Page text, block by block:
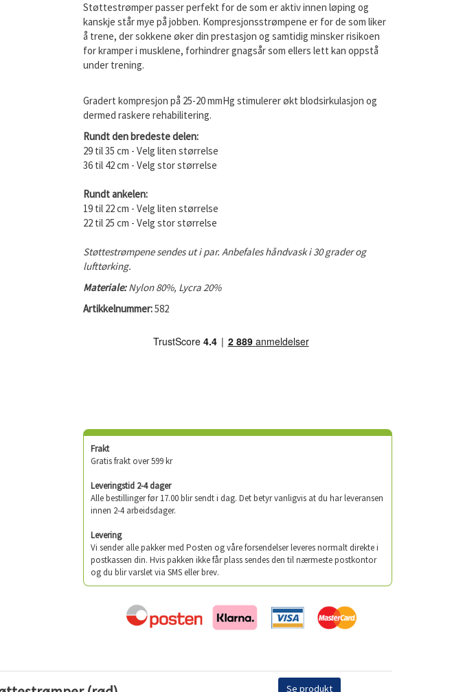
Støttestrømper passer perfekt for de som er aktiv innen løping og
kanskje står mye på jobben. Kompresjonsstrømpene er for de som liker
å trene, der sokkene øker din prestasjon og samtidig minsker risikoen
for kramper i musklene, forhindrer gnagsår som ellers lett kan oppstå
under trening.
Gradert kompresjon på 25-20 mmHg stimulerer økt blodsirkulasjon og
dermed raskere rehabilitering.
Rundt den bredeste delen:
29 til 35 cm - Velg liten størrelse
36 til 42 cm - Velg stor størrelse
Rundt ankelen:
19 til 22 cm - Velg liten størrelse
22 til 25 cm - Velg stor størrelse
Støttestrømpene sendes ut i par. Anbefales håndvask i 30 grader og
lufttørking.
Materiale:Nylon 80%, Lycra 20%
Artikkelnummer:582
Frakt
Gratis frakt over 599 kr
Leveringstid 2-4 dager
Alle bestillinger før 17.00 blir sendt i dag. Det betyr vanligvis at du har leveransen
innen 2-4 arbeidsdager.
Levering
Vi sender alle pakker med Posten og våre forsendelser leveres normalt direkte i
postkassen din. Hvis pakken ikke får plass sendes den til nærmeste postkontor
og du blir varslet via SMS eller brev.
Se produkt